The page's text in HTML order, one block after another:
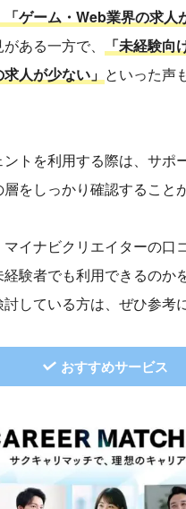
ゲーム・Web業界の求人
ある一方で、
「未経験向
人が少ない」 といった声
トを利用する際は、サポ
をしっかり確認すること
イナビクリエイターの口
験者でも利用できるのか
している方は、ぜひ参考
おすすめサービス